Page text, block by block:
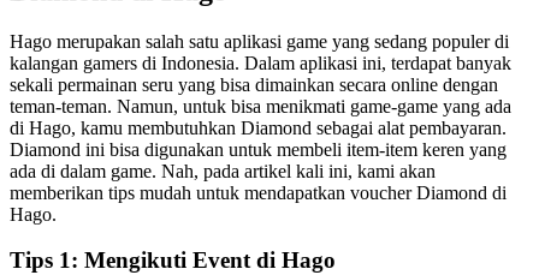
Hago merupakan salah satu aplikasi game yang sedang populer di
kalangan gamers di Indonesia. Dalam aplikasi ini, terdapat banyak
sekali permainan seru yang bisa dimainkan secara online dengan
teman-teman. Namun, untuk bisa menikmati game-game yang ada
di Hago, kamu membutuhkan Diamond sebagai alat pembayaran.
Diamond ini bisa digunakan untuk membeli item-item keren yang
ada di dalam game. Nah, pada artikel kali ini, kami akan
memberikan tips mudah untuk mendapatkan voucher Diamond di
Hago.
Tips 1: Mengikuti Event di Hago